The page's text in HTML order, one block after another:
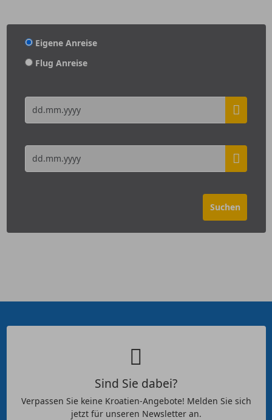
Eigene Anreise
Flug Anreise
Sind Sie dabei?
Verpassen Sie keine Kroatien-Angebote! Melden Sie sich
jetzt für unseren Newsletter an.